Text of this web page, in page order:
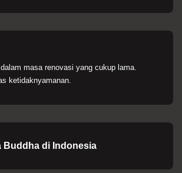
masa renovasi yang cukup lama.
ketidaknyamanan.
Buddha di Indonesia